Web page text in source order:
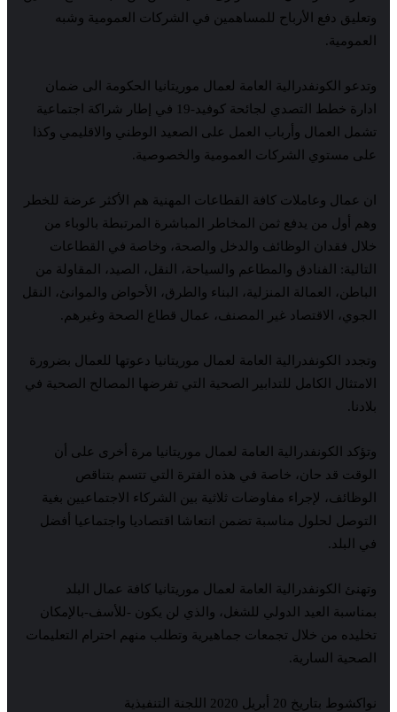
وتعليق دفع الأرباح للمساهمين في الشركات العمومية وشبه
العمومية.
وتدعو الكونفدرالية العامة لعمال موريتانيا الحكومة الى ضمان
ادارة خطط التصدي لجائحة كوفيد-19 في إطار شراكة اجتماعية
تشمل العمال وأرباب العمل على الصعيد الوطني والاقليمي وكذا
على مستوي الشركات العمومية والخصوصية.
ان عمال وعاملات كافة القطاعات المهنية هم الأكثر عرضة للخطر
وهم أول من يدفع ثمن المخاطر المباشرة المرتبطة بالوباء من
خلال فقدان الوظائف والدخل والصحة، وخاصة في القطاعات
التالية: الفنادق والمطاعم والسياحة، النقل، الصيد، المقاولة من
الباطن، العمالة المنزلية، البناء والطرق، الأحواض والموانئ، النقل
الجوي، الاقتصاد غير المصنف، عمال قطاع الصحة وغيرهم.
وتجدد الكونفدرالية العامة لعمال موريتانيا دعوتها للعمال بضرورة
الامتثال الكامل للتدابير الصحية التي تفرضها المصالح الصحية في
بلادنا.
وتؤكد الكونفدرالية العامة لعمال موريتانيا مرة أخرى على أن
الوقت قد حان، خاصة في هذه الفترة التي تتسم بتناقص
الوظائف، لإجراء مفاوضات ثلاثية بين الشركاء الاجتماعيين بغية
التوصل لحلول مناسبة تضمن انتعاشا اقتصاديا واجتماعيا أفضل
في البلد.
وتهنئ الكونفدرالية العامة لعمال موريتانيا كافة عمال البلد
بمناسبة العيد الدولي للشغل، والذي لن يكون -للأسف-بالإمكان
تخليده من خلال تجمعات جماهيرية وتطلب منهم احترام التعليمات
الصحية السارية.
نواكشوط بتاريخ 20 أبريل 2020 اللجنة التنفيذية